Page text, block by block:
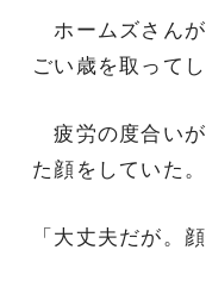
ホームズさん
ごい歳を取って
疲労の度合い
た顔をしていた。
「大丈夫だが。